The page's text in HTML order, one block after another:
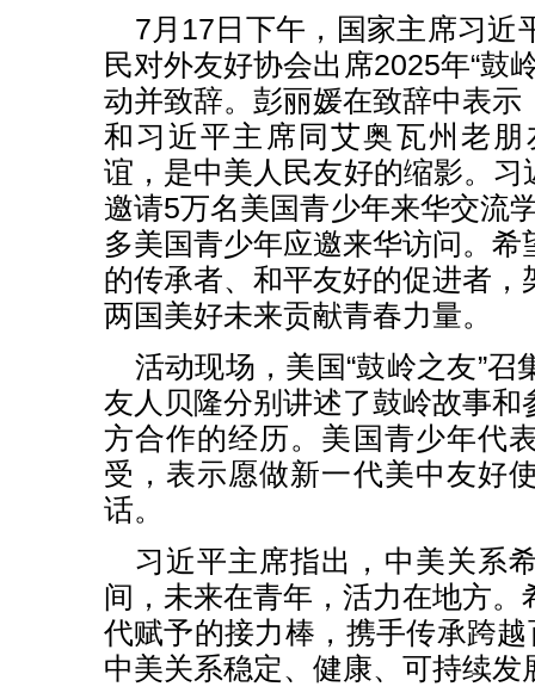
7月17日下午，国家主席习近
民对外友好协会出席2025年“鼓
动并致辞。彭丽媛在致辞中表示
和习近平主席同艾奥瓦州老
谊，是中美人民友好的缩影。习
邀请5万名美国青少年来华交流
多美国青少年应邀来华访问。
的传承者、和平友好的促进者，
两国美好未来贡献青春力量。
活动现场，美国“鼓岭之友”
友人贝隆分别讲述了鼓岭故事和
方合作的经历。美国青少年代
受，表示愿做新一代美中友好
话。
习近平主席指出，中美关系
间，未来在青年，活力在地方。
代赋予的接力棒，携手传承跨越
中美关系稳定、健康、可持续发